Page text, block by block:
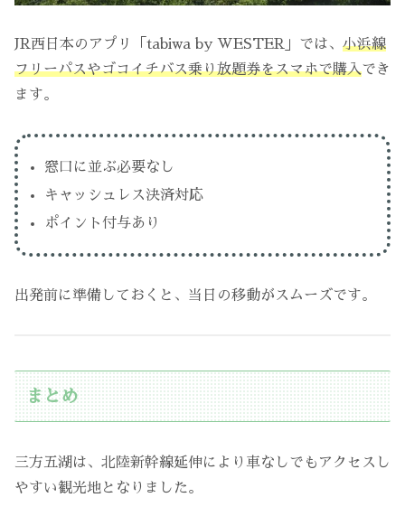
JR西日本のアプリ「tabiwa by WESTER」では、 小浜線
フリーパスやゴコイチバス乗り放題券をスマホで購入でき
ます。
窓口に並ぶ必要なし
キャッシュレス決済対応
ポイント付与あり
出発前に準備しておくと、当日の移動がスムーズです。
まとめ
三方五湖は、北陸新幹線延伸により車なしでもアクセスし
やすい観光地となりました。